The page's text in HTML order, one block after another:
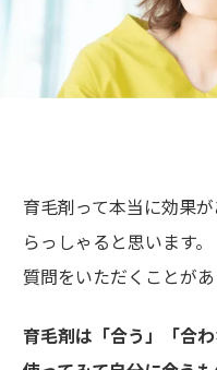
育毛剤って本当に効果
らっしゃると思います
質問をいただくことがあ
育毛剤は「合う」「合